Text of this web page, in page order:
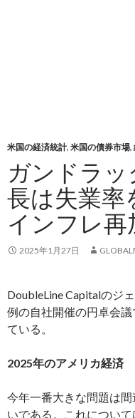
米国の経済統計, 米国の債券市場,
ガンドラッ
長は失業率
インフレ再
2025年1月27日
DoubleLine Capitalのジ
例の自社開催の円卓会
ている。
2025年のアメリカ経済
今年一番大きな問題は
いである。これについ